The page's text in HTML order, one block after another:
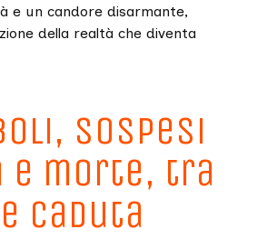
e un candore disarmante,
della realtà che diventa
sospesi
e morte, tra
caduta